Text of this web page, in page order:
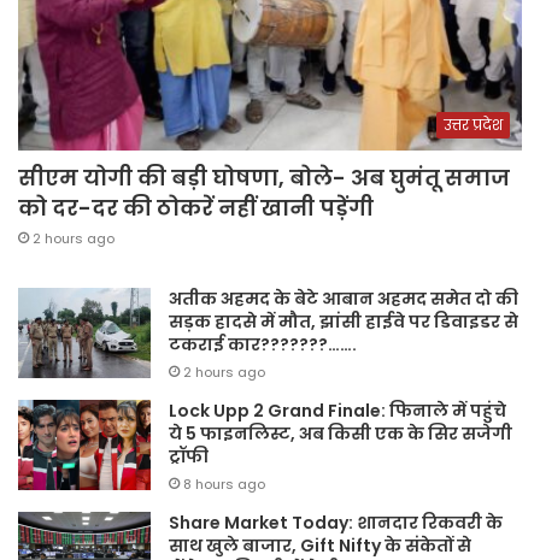
उत्तर प्रदेश
सीएम योगी की बड़ी घोषणा, बोले- अब घुमंतू समाज
को दर-दर की ठोकरें नहीं खानी पड़ेंगी
2 hours ago
अतीक अहमद के बेटे आबान अहमद समेत दो की
सड़क हादसे में मौत, झांसी हाईवे पर डिवाइडर से
टकराई कार???????…….
2 hours ago
Lock Upp 2 Grand Finale: फिनाले में पहुंचे
ये 5 फाइनलिस्ट, अब किसी एक के सिर सजेगी
ट्रॉफी
8 hours ago
Share Market Today: शानदार रिकवरी के
साथ खुले बाजार, Gift Nifty के संकेतों से